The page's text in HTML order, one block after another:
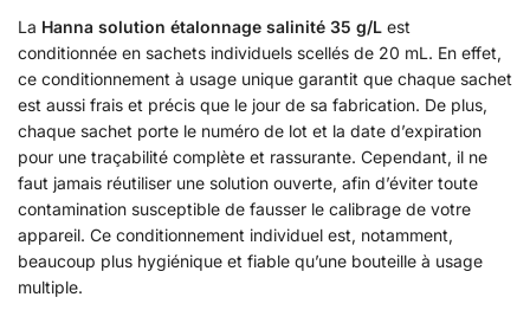
La Hanna solution étalonnage salinité 35 g/L est
conditionnée en sachets individuels scellés de 20 mL. En effet,
ce conditionnement à usage unique garantit que chaque sachet
est aussi frais et précis que le jour de sa fabrication. De plus,
chaque sachet porte le numéro de lot et la date d’expiration
pour une traçabilité complète et rassurante. Cependant, il ne
faut jamais réutiliser une solution ouverte, afin d’éviter toute
contamination susceptible de fausser le calibrage de votre
appareil. Ce conditionnement individuel est, notamment,
beaucoup plus hygiénique et fiable qu’une bouteille à usage
multiple.